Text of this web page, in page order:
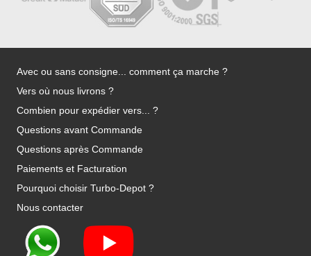
Avec ou sans consigne... comment ça marche ?
Vers où nous livrons ?
Combien pour expédier vers... ?
Questions avant Commande
Questions après Commande
Paiements et Facturation
Pourquoi choisir Turbo-Depot ?
Nous contacter